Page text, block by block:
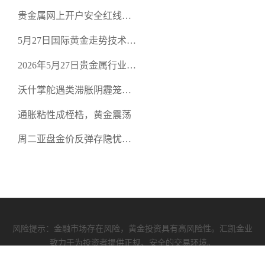
空头清算算法如何布防？
贵金属网上开户安全红线：
恶意洗盘陷阱
5月27日国际黄金走势技术盘
规黄金平台全方位行情解析
2026年5月27日贵金属行业新
正规贵金属开户平台迎开户
热潮
沃什掌舵遇类滞胀阴霾笼
通胀粘性成桎梏，黄金震荡
周二亚盘金价反弹存隐忧，
风险提示：金融市场存在风险，黄金投资具有高风险性。汇凯金业
致力于为投资者提供正规、安全的交易环境。